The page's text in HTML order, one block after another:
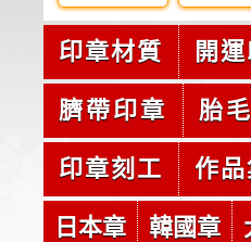
印章材質 開
臍帶印章 胎
印章刻工 作品
日本章 韓國章